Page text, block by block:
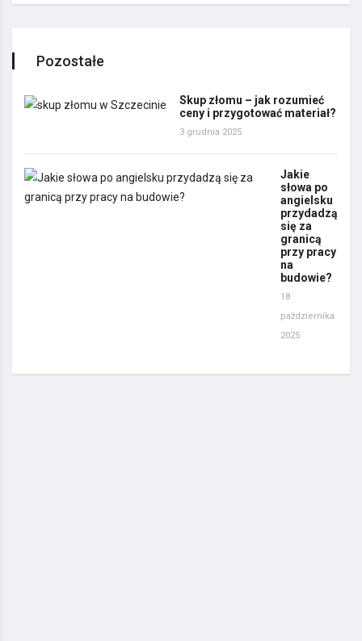
Pozostałe
Skup złomu – jak rozumieć
ceny i przygotować materiał?
3 grudnia 2025
Jakie
słowa po
angielsku
przydadzą
się za
granicą
przy pracy
na
budowie?
18
października
2025